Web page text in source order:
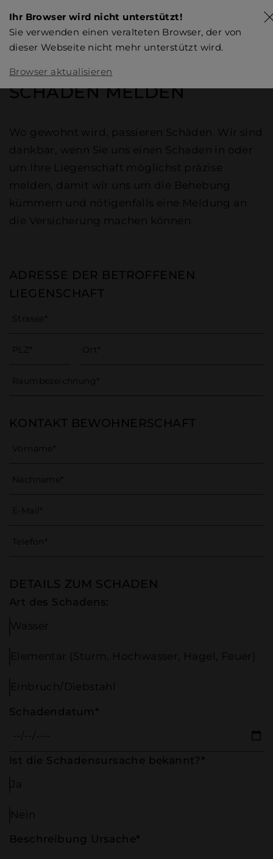
SCHADEN MELDEN
Wo gewohnt wird, passieren Schäden. Wir sind
dankbar, wenn Sie uns einen Schaden in oder
um Ihre Liegenschaft möglichst präzise
melden, damit wir uns um die Behebung
kümmern und nötigenfalls eine Meldung an
die Versicherung machen können.
ADRESSE DER BETROFFENEN
LIEGENSCHAFT
Strasse
PLZ Ort
Raumbezeichnung
KONTAKT BEWOHNERSCHAFT
Vorname
Nachname
E-Mail
Telefon
DETAILS ZUM SCHADEN
Art des Schadens:
Wasser
Elementar (Sturm, Hochwasser, Hagel, Feuer)
Einbruch/Diebstahl
Schadendatum*
Ist die Schadensursache bekannt?*
Ja
Nein
Beschreibung Ursache*
Ihr Browser wird nicht unterstützt!
Sie verwenden einen veralteten Browser, der von
dieser Webseite nicht mehr unterstützt wird.
Browser aktualisieren